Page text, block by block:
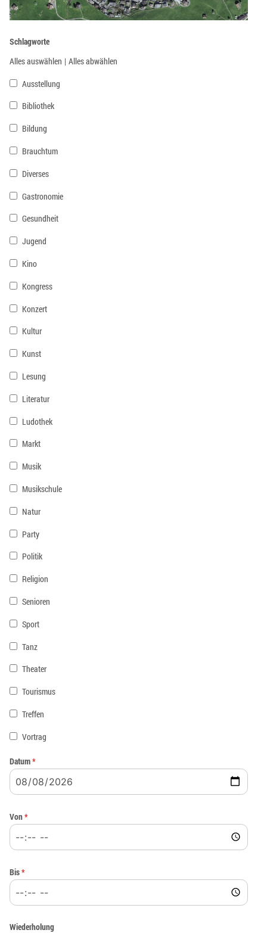
Schlagworte
Alles auswählen | Alles abwählen
Ausstellung
Bibliothek
Bildung
Brauchtum
Diverses
Gastronomie
Gesundheit
Jugend
Kino
Kongress
Konzert
Kultur
Kunst
Lesung
Literatur
Ludothek
Markt
Musik
Musikschule
Natur
Party
Politik
Religion
Senioren
Sport
Tanz
Theater
Tourismus
Treffen
Vortrag
Datum*
Von*
Bis*
Wiederholung